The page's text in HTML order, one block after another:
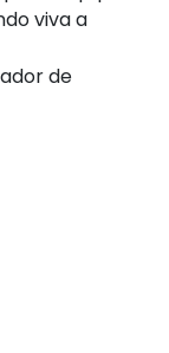
viva a
de